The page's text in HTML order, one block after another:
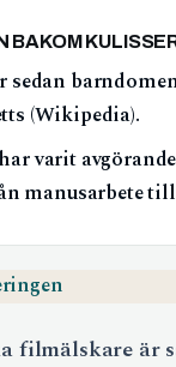
BAKOM
sedan
(Wikipedia).
varit
manusarbete
filmälskare är